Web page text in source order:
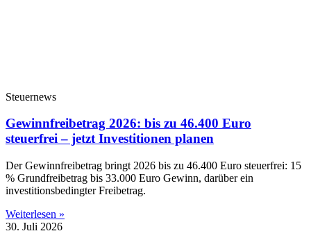
Steuernews
Gewinnfreibetrag 2026: bis zu 46.400 Euro
steuerfrei – jetzt Investitionen planen
Der Gewinnfreibetrag bringt 2026 bis zu 46.400 Euro steuerfrei: 15
% Grundfreibetrag bis 33.000 Euro Gewinn, darüber ein
investitionsbedingter Freibetrag.
Weiterlesen »
30. Juli 2026